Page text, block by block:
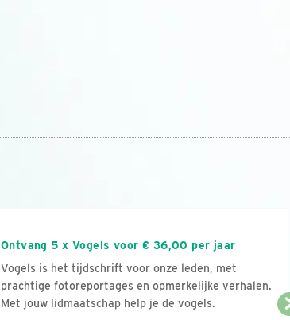
Ontvang 5 x Vogels voor € 36,00 per jaar
Vogels is het tijdschrift voor onze leden, met
prachtige fotoreportages en opmerkelijke verhalen.
Met jouw lidmaatschap help je de vogels.